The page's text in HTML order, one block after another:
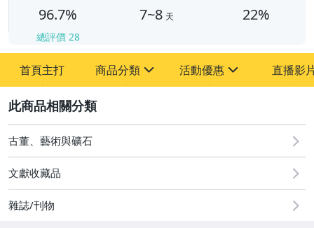
96.7%
總評價 28
7~8 天 22%
首頁主打 商品分類
其它
活動優惠
[全店] 粉絲專享
[全店] 周年慶
直播影
古董、藝術與礦石
文獻收藏品
雜誌/刊物